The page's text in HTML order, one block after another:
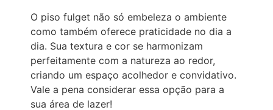
O piso fulget não só embeleza o ambiente
como também oferece praticidade no dia a
dia. Sua textura e cor se harmonizam
perfeitamente com a natureza ao redor,
criando um espaço acolhedor e convidativo.
Vale a pena considerar essa opção para a
sua área de lazer!